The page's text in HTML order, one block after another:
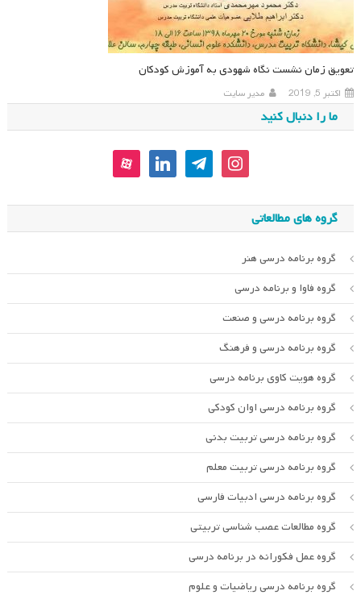
تعویق زمان نشست نگاه شهودی به آموزش کودکان
اکتبر 5, 2019 مدیر سایت
ما را دنبال کنید
instagram
telegram
linkedin
aparat
گروه های مطالعاتی
گروه برنامه درسی هنر
گروه فاوا و برنامه درسی
گروه برنامه درسی و صنعت
گروه برنامه درسی و فرهنگ
گروه هویت کاوی برنامه درسی
گروه برنامه درسی اوان کودکی
گروه برنامه درسی تربیت بدنی
گروه برنامه درسی تربیت معلم
گروه برنامه درسی ادبیات فارسی
گروه مطالعات عصب شناسی تربیتی
گروه عمل فکورانه در برنامه درسی
گروه برنامه درسی ریاضیات و علوم